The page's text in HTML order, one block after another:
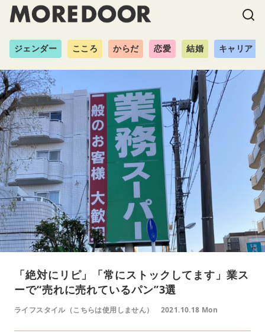
ジェンダー こころ からだ 恋愛 結婚 キャリア
「絶対にリピ」「常にストックしてます」業ス
ーで“売れに売れているパン”3選
ライフスタイル（こちらは使用しません） 2021.10.18 Mon